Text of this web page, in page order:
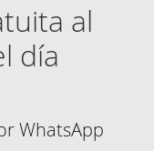
al
día
WhatsApp